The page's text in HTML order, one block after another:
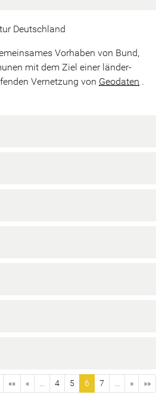
Deutschland
Vorhaben von Bund,
mit dem Ziel einer länder-
Vernetzung von Geodaten .
«« « 4 5 6 7 » »»